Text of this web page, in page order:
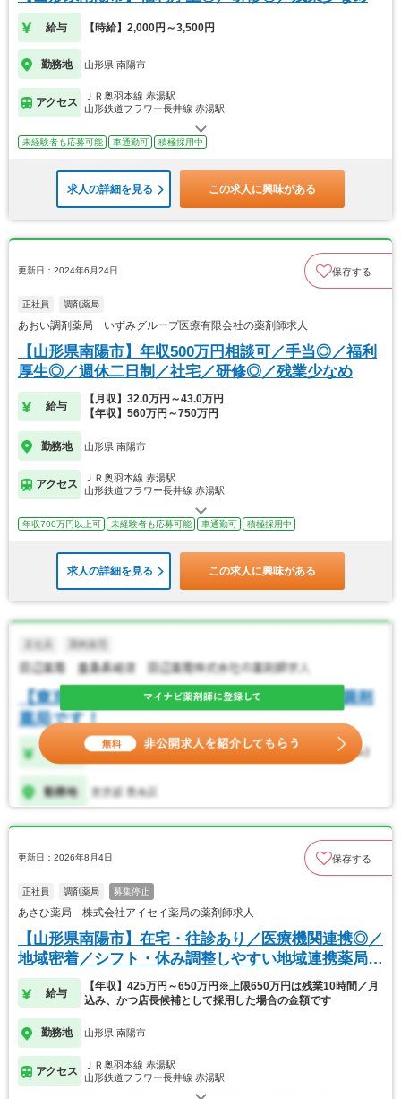
給与 【時給】2,000円～3,500円
勤務地 山形県 南陽市
アクセス
ＪＲ奥羽本線 赤湯駅
山形鉄道フラワー長井線 赤湯駅
未経験者も応募可能 車通勤可 積極採用中
求人の詳細を見る この求人に興味がある
更新日：2024年6月24日 保存する
正社員 調剤薬局
あおい調剤薬局 いずみグループ医療有限会社の薬剤師求人
【山形県南陽市】年収500万円相談可／手当◎／福利
厚生◎／週休二日制／社宅／研修◎／残業少なめ
給与
【月収】32.0万円～43.0万円
【年収】560万円～750万円
勤務地 山形県 南陽市
アクセス
ＪＲ奥羽本線 赤湯駅
山形鉄道フラワー長井線 赤湯駅
年収700万円以上可 未経験者も応募可能 車通勤可 積極採用中
求人の詳細を見る この求人に興味がある
更新日：2026年8月4日 保存する
正社員 調剤薬局 募集停止
あさひ薬局 株式会社アイセイ薬局の薬剤師求人
【山形県南陽市】在宅・往診あり／医療機関連携◎／
地域密着／シフト・休み調整しやすい地域連携薬局で
す♪
給与
【年収】425万円～650万円※上限650万円は残業10時間／月
込み、かつ店長候補として採用した場合の金額です
勤務地 山形県 南陽市
アクセス
ＪＲ奥羽本線 赤湯駅
山形鉄道フラワー長井線 赤湯駅